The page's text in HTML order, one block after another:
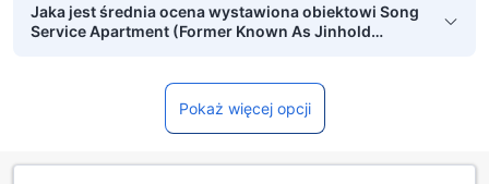
Jaka jest średnia ocena wystawiona obiektowi Song
Service Apartment (Former Known As Jinhold
Pokaż więcej opcji